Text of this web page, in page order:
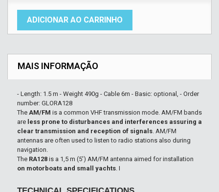
ADICIONAR AO CARRINHO
MAIS INFORMAÇÃO
- Length: 1.5 m - Weight 490g - Cable 6m - Basic: optional, - Order
number: GLORA128
The AM/FM is a common VHF transmission mode. AM/FM bands
are less prone to disturbances and interferences assuring a
clear transmission and reception of signals. AM/FM
antennas are often used to listen to radio stations also during
navigation.
The RA128 is a 1,5 m (5') AM/FM antenna aimed for installation
on motorboats and small yachts. I